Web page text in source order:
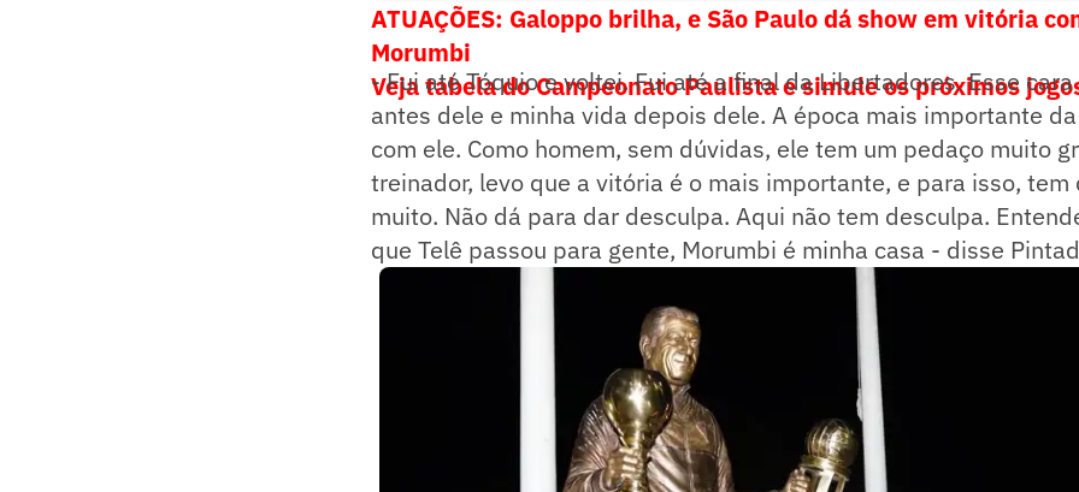
ATUAÇÕES: Galoppo brilha, e São Paulo dá show em vitória
Morumbi
Veja tabela do Campeonato Paulista e simule os próximos
- Fui até Tóquio e voltei. Fui até a final da Libertadores. Esse
antes dele e minha vida depois dele. A época mais importante
com ele. Como homem, sem dúvidas, ele tem um pedaço muito
treinador, levo que a vitória é o mais importante, e para isso,
muito. Não dá para dar desculpa. Aqui não tem desculpa.
que Telê passou para gente, Morumbi é minha casa - disse